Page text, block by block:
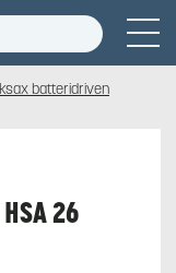
batteridriven
26